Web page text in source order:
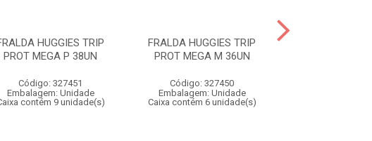
HUGGIES TRIP
PROT MEGA P 38UN
Código: 327451
Embalagem: Unidade
contém 9 unidade(s)
FRALDA HUGGIES TRIP
PROT MEGA M 36UN
Código: 327450
Embalagem: Unidade
Caixa contém 6 unidade(s)